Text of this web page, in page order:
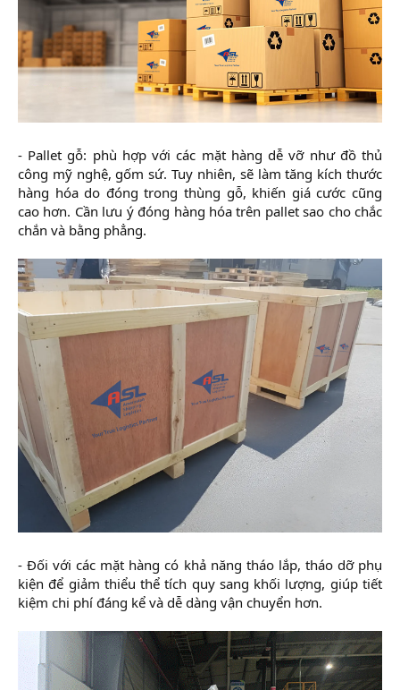
- Pallet gỗ: phù hợp với các mặt hàng dễ vỡ như đồ thủ
công mỹ nghệ, gốm sứ. Tuy nhiên, sẽ làm tăng kích thước
hàng hóa do đóng trong thùng gỗ, khiến giá cước cũng
cao hơn. Cần lưu ý đóng hàng hóa trên pallet sao cho chắc
chắn và bằng phẳng.
- Đối với các mặt hàng có khả năng tháo lắp, tháo dỡ phụ
kiện để giảm thiểu thể tích quy sang khối lượng, giúp tiết
kiệm chi phí đáng kể và dễ dàng vận chuyển hơn.